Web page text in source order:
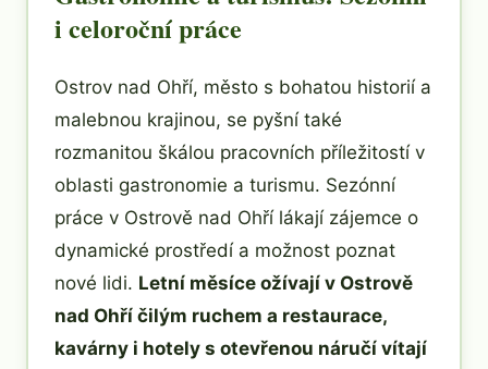
i celoroční práce
Ostrov nad Ohří, město s bohatou historií a
malebnou krajinou, se pyšní také
rozmanitou škálou pracovních příležitostí v
oblasti gastronomie a turismu. Sezónní
práce v Ostrově nad Ohří lákají zájemce o
dynamické prostředí a možnost poznat
nové lidi. Letní měsíce ožívají v Ostrově
nad Ohří čilým ruchem a restaurace,
kavárny i hotely s otevřenou náručí vítají